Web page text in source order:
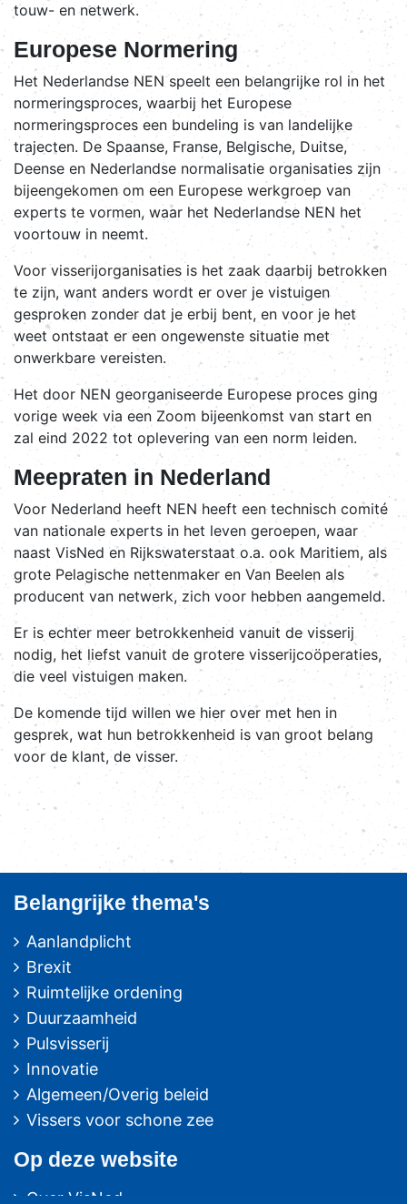
touw- en netwerk.
Europese Normering
Het Nederlandse NEN speelt een belangrijke rol in het
normeringsproces, waarbij het Europese
normeringsproces een bundeling is van landelijke
trajecten. De Spaanse, Franse, Belgische, Duitse,
Deense en Nederlandse normalisatie organisaties zijn
bijeengekomen om een Europese werkgroep van
experts te vormen, waar het Nederlandse NEN het
voortouw in neemt.
Voor visserijorganisaties is het zaak daarbij betrokken
te zijn, want anders wordt er over je vistuigen
gesproken zonder dat je erbij bent, en voor je het
weet ontstaat er een ongewenste situatie met
onwerkbare vereisten.
Het door NEN georganiseerde Europese proces ging
vorige week via een Zoom bijeenkomst van start en
zal eind 2022 tot oplevering van een norm leiden.
Meepraten in Nederland
Voor Nederland heeft NEN heeft een technisch comité
van nationale experts in het leven geroepen, waar
naast VisNed en Rijkswaterstaat o.a. ook Maritiem, als
grote Pelagische nettenmaker en Van Beelen als
producent van netwerk, zich voor hebben aangemeld.
Er is echter meer betrokkenheid vanuit de visserij
nodig, het liefst vanuit de grotere visserijcoöperaties,
die veel vistuigen maken.
De komende tijd willen we hier over met hen in
gesprek, wat hun betrokkenheid is van groot belang
voor de klant, de visser.
Belangrijke thema's
Aanlandplicht
Brexit
Ruimtelijke ordening
Duurzaamheid
Pulsvisserij
Innovatie
Algemeen/Overig beleid
Vissers voor schone zee
Op deze website
Over VisNed